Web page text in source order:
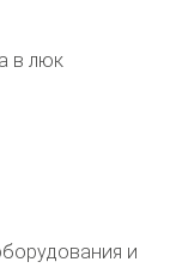
в люк
и